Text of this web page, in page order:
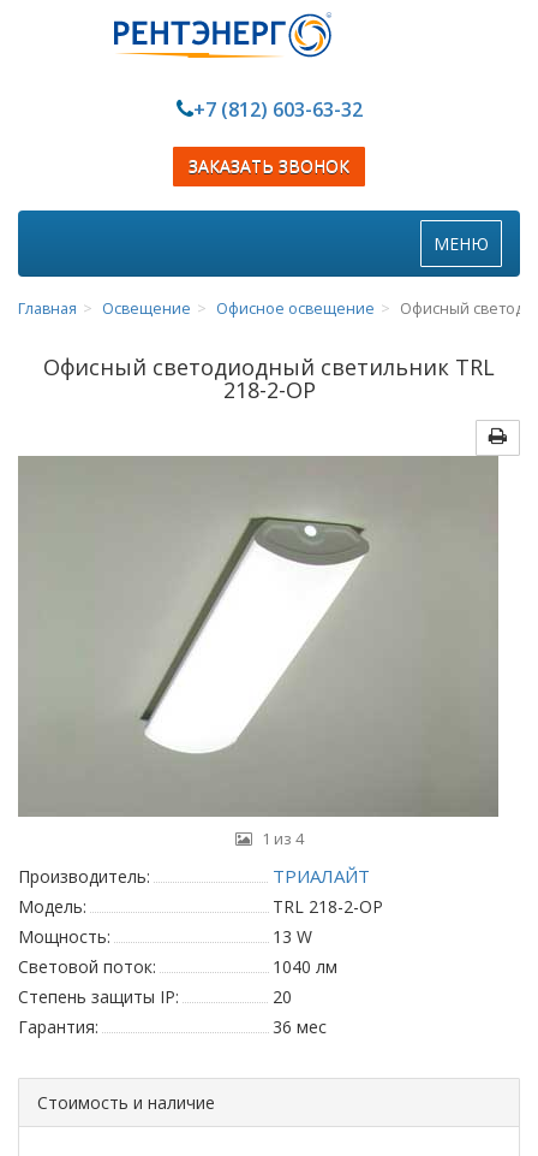
+7 (812) 603-63-32
ЗАКАЗАТЬ ЗВОНОК
Toggle
navigation
МЕНЮ
Главная Освещение Офисное освещение Офисный
Офисный светодиодный светильник TRL
218-2-OP
1 из 4
Производитель: ТРИАЛАЙТ
Модель:
TRL 218-2-OP
Мощность:
13 W
Световой поток:
1040 лм
Степень защиты IP:
20
Гарантия:
36 мес
Стоимость и наличие